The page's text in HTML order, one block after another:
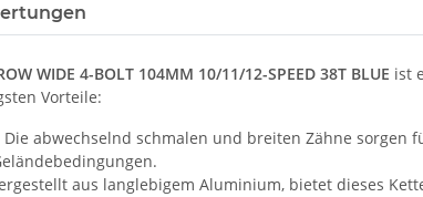
WIDE 4-BOLT 104MM 10/11/12-SPEED 38T BLUE ist
Vorteile:
Die abwechselnd schmalen und breiten Zähne
aus langlebigem Aluminium, bietet dieses